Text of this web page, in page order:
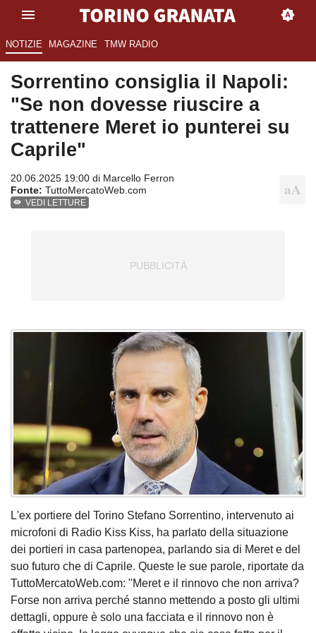
NOTIZIE MAGAZINE TMW RADIO
Sorrentino consiglia il Napoli:
"Se non dovesse riuscire a
trattenere Meret io punterei su
Caprile"
20.06.2025 19:00 di Marcello Ferron
Fonte: TuttoMercatoWeb.com
VEDI LETTURE
L'ex portiere del Torino Stefano Sorrentino, intervenuto ai
microfoni di Radio Kiss Kiss, ha parlato della situazione
dei portieri in casa partenopea, parlando sia di Meret e del
suo futuro che di Caprile. Queste le sue parole, riportate da
TuttoMercatoWeb.com: "Meret e il rinnovo che non arriva?
Forse non arriva perché stanno mettendo a posto gli ultimi
dettagli, oppure è solo una facciata e il rinnovo non è